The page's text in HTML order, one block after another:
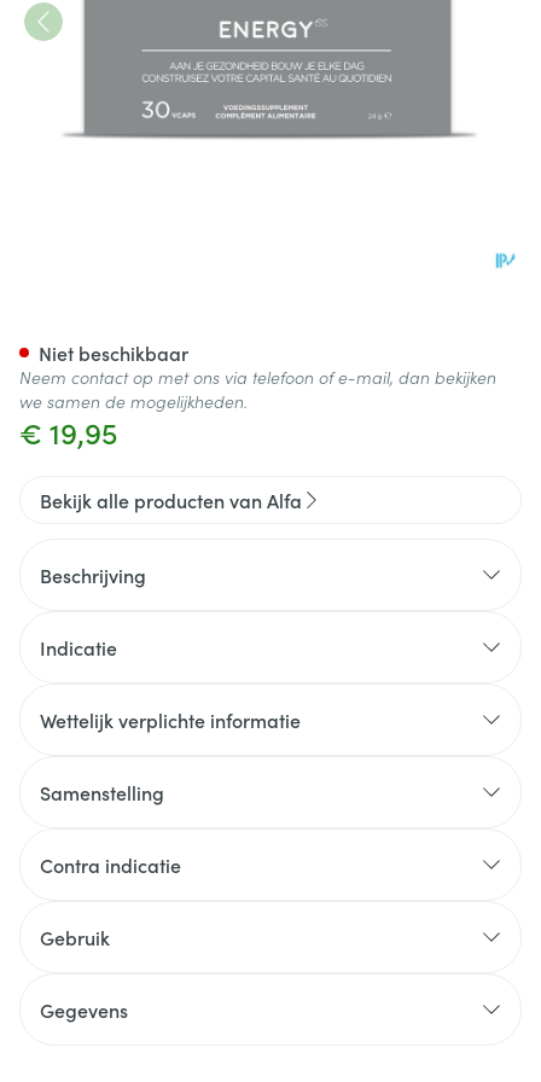
€ 19,95
Niet beschikbaar
Neem contact op met ons via telefoon of e-mail, dan bekijken
we samen de mogelijkheden.
Bekijk alle producten van Alfa
Beschrijving
Indicatie
Wettelijk verplichte informatie
Samenstelling
Contra indicatie
Gebruik
Gegevens